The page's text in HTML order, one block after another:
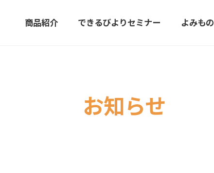
商品紹介 できるびよりセミナー よみもの
お知らせ